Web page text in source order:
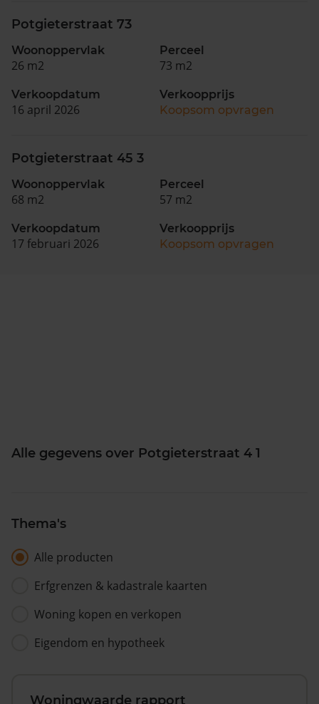
Potgieterstraat 73
Woonoppervlak
26 m2
Perceel
73 m2
Verkoopdatum
16 april 2026
Verkoopprijs
Koopsom opvragen
Potgieterstraat 45 3
Woonoppervlak
68 m2
Perceel
57 m2
Verkoopdatum
17 februari 2026
Verkoopprijs
Koopsom opvragen
Alle gegevens over Potgieterstraat 4 1
Thema's
Alle producten
Erfgrenzen & kadastrale kaarten
Woning kopen en verkopen
Eigendom en hypotheek
Woningwaarde rapport